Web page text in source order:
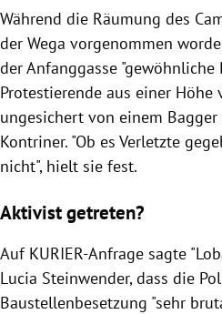
Während die Räumung des
der Wega vorgenommen
der Anfanggasse "gewöhnliche
Protestierende aus einer Höhe
ungesichert von einem
Kontriner. "Ob es Verletzte
nicht", hielt sie fest.
Aktivist getreten?
Auf KURIER-Anfrage sagte
Lucia Steinwender, dass die
Baustellenbesetzung "sehr